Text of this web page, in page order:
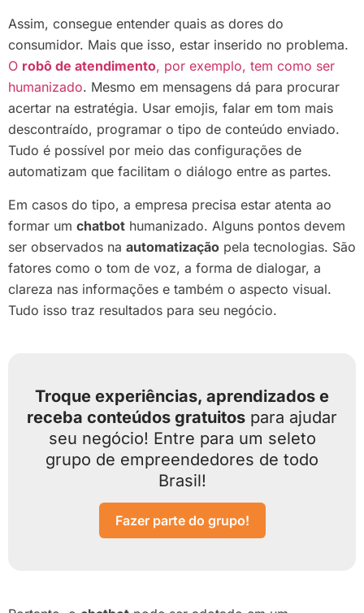
Assim, consegue entender quais as dores do
consumidor. Mais que isso, estar inserido no problema.
O robô de atendimento, por exemplo, tem como ser
humanizado. Mesmo em mensagens dá para procurar
acertar na estratégia. Usar emojis, falar em tom mais
descontraído, programar o tipo de conteúdo enviado.
Tudo é possível por meio das configurações de
automatizam que facilitam o diálogo entre as partes.
Em casos do tipo, a empresa precisa estar atenta ao
formar um chatbot humanizado. Alguns pontos devem
ser observados na automatização pela tecnologias. São
fatores como o tom de voz, a forma de dialogar, a
clareza nas informações e também o aspecto visual.
Tudo isso traz resultados para seu negócio.
Troque experiências, aprendizados e
receba conteúdos gratuitos para ajudar
seu negócio! Entre para um seleto
grupo de empreendedores de todo
Brasil!
Fazer parte do grupo!